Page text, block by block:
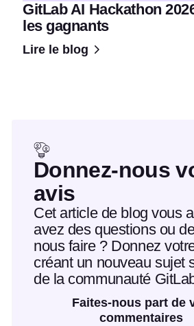
GitLab AI Hackathon
les gagnants
Lire le blog
Donnez-nous
avis
Cet article de blog vous
avez des questions ou
nous faire ? Donnez
créant un nouveau sujet
de la communauté
Faites-nous part de
commentaires